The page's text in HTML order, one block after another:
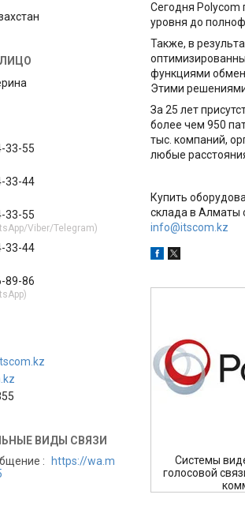
Сегодня Polycom
уровня до
Также, в
функциями
Этими
За 25 лет
более чем 950
тыс. компаний,
любые
Купить
склада в Алматы
info@itscom.kz
Системы
голосовой
33-55
33-44
33-55
Viber/Telegram)
33-44
89-86
https://wa.m